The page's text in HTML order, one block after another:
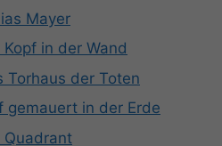
Mayer
in der Wand
Torhaus der Toten
gemauert in der Erde
Quadrant